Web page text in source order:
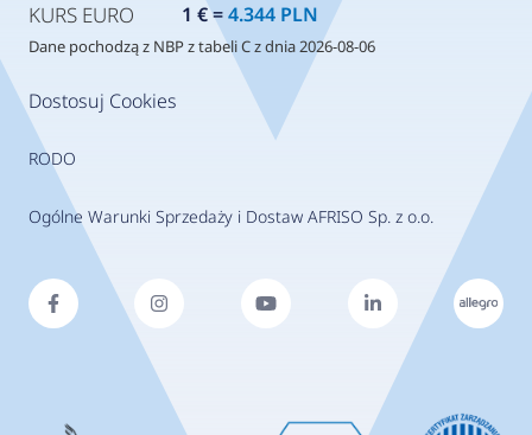
Dostosuj Cookies
RODO
Ogólne Warunki Sprzedaży i Dostaw AFRISO Sp. z o.o.
KURS EURO 1 € =4.344 PLN
Dane pochodzą z NBP z tabeli C z dnia 2026-08-06